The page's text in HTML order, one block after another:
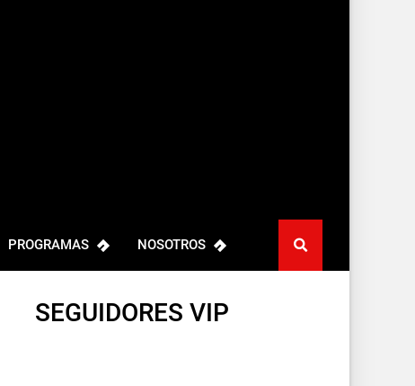
PROGRAMAS NOSOTROS
SEGUIDORES VIP